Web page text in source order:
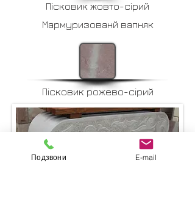
Пісковик жовто-сірий
Мармуризованй вапняк
Пісковик рожево-сірий
Подзвони E-mail